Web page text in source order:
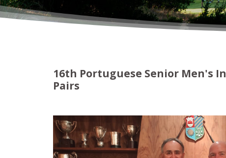
16th Portuguese Senior Men's
Pairs